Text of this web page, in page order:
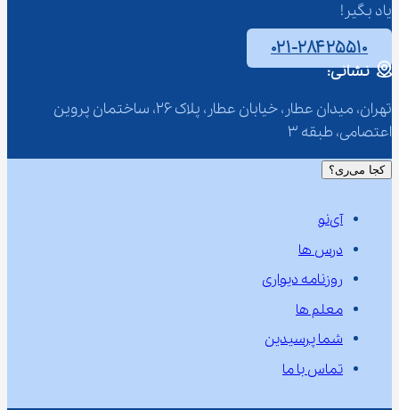
یاد بگیر!
۰۲۱-۲۸۴۲۵۵۱۰
نشانی:
تهران، میدان عطار، خیابان عطار، پلاک 26، ساختمان پروین
اعتصامی، طبقه 3
کجا می‌ری؟
آی‌نو
درس ها
روزنامه دیواری
معلم ها
شما پرسیدین
تماس با ما